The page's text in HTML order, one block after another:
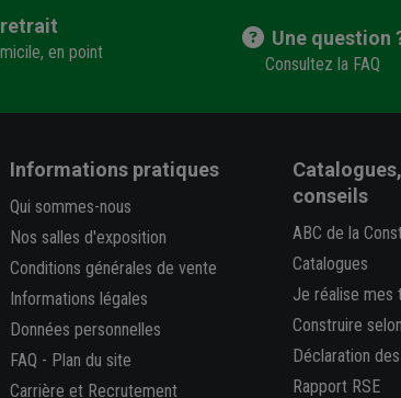
en point
Une question
Consultez la FAQ
Informations pratiques
Qui sommes-nous
Nos salles d'exposition
Conditions générales de vente
Informations légales
Données personnelles
FAQ - Plan du site
Carrière et Recrutement
conseils
ABC de la
Catalogues
Je réalise mes
Construire
Déclaration
Rapport RSE